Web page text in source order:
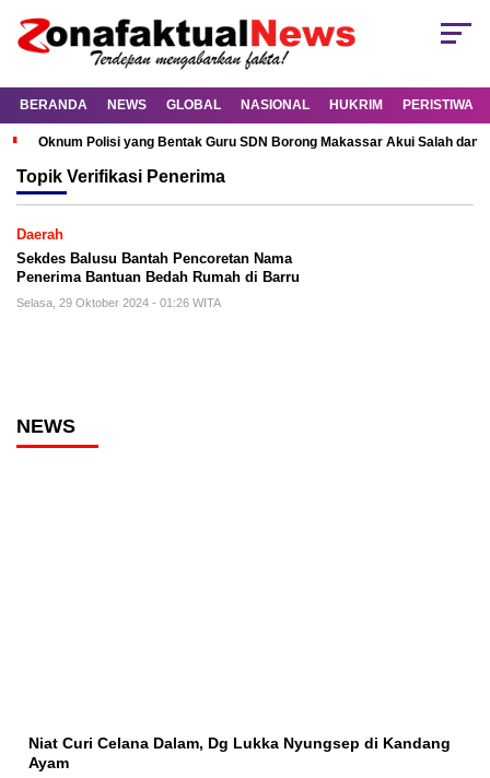
BERANDA NEWS GLOBAL NASIONAL HUKRIM PERISTIWA
Oknum Polisi yang Bentak Guru SDN Borong Makassar Akui Salah dan
Topik Verifikasi Penerima
Daerah
Sekdes Balusu Bantah Pencoretan Nama
Penerima Bantuan Bedah Rumah di Barru
Selasa, 29 Oktober 2024 - 01:26 WITA
NEWS
Niat Curi Celana Dalam, Dg Lukka Nyungsep di Kandang
Ayam